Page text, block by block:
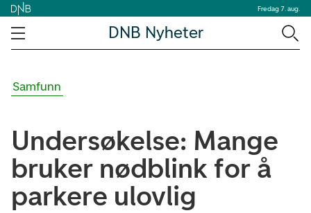
Fredag 7. aug.
DNB Nyheter
Samfunn
Undersøkelse: Mange
bruker nødblink for å
parkere ulovlig